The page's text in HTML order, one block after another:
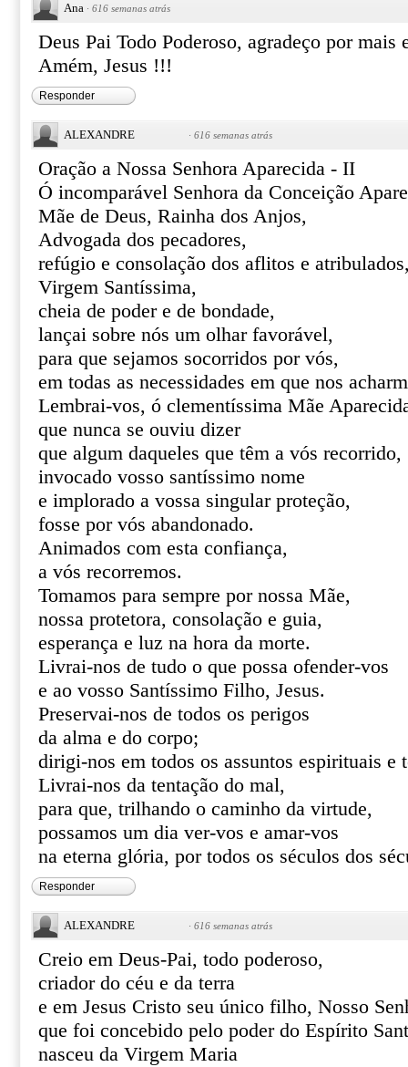
Ana · 616 semanas atrás
Deus Pai Todo Poderoso, agradeço por mais
Amém, Jesus !!!
Responder
ALEXANDRE · 616 semanas atrás
Oração a Nossa Senhora Aparecida - II
Ó incomparável Senhora da Conceição
Mãe de Deus, Rainha dos Anjos,
Advogada dos pecadores,
refúgio e consolação dos aflitos e
Virgem Santíssima,
cheia de poder e de bondade,
lançai sobre nós um olhar favorável,
para que sejamos socorridos por vós,
em todas as necessidades em que nos
Lembrai-vos, ó clementíssima Mãe
que nunca se ouviu dizer
que algum daqueles que têm a vós recorrido,
invocado vosso santíssimo nome
e implorado a vossa singular proteção,
fosse por vós abandonado.
Animados com esta confiança,
a vós recorremos.
Tomamos para sempre por nossa Mãe,
nossa protetora, consolação e guia,
esperança e luz na hora da morte.
Livrai-nos de tudo o que possa ofender-vos
e ao vosso Santíssimo Filho, Jesus.
Preservai-nos de todos os perigos
da alma e do corpo;
dirigi-nos em todos os assuntos espirituais e
Livrai-nos da tentação do mal,
para que, trilhando o caminho da virtude,
possamos um dia ver-vos e amar-vos
na eterna glória, por todos os séculos dos
Responder
ALEXANDRE · 616 semanas atrás
Creio em Deus-Pai, todo poderoso,
criador do céu e da terra
e em Jesus Cristo seu único filho, Nosso
que foi concebido pelo poder do Espírito
nasceu da Virgem Maria